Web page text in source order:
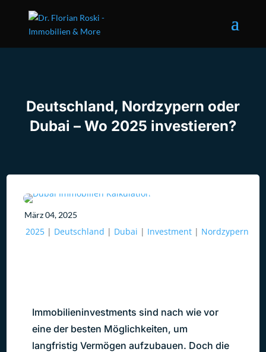
Deutschland, Nordzypern oder
Dubai – Wo 2025 investieren?
März 04, 2025
2025 | Deutschland | Dubai | Investment | Nordzypern
Immobilieninvestments sind nach wie vor
eine der besten Möglichkeiten, um
langfristig Vermögen aufzubauen. Doch die